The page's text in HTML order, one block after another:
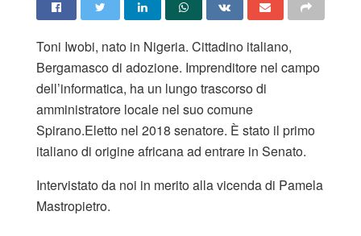
Toni Iwobi, nato in Nigeria. Cittadino italiano,
Bergamasco di adozione. Imprenditore nel campo
dell’informatica, ha un lungo trascorso di
amministratore locale nel suo comune
Spirano.Eletto nel 2018 senatore. È stato il primo
italiano di origine africana ad entrare in Senato.
Intervistato da noi in merito alla vicenda di Pamela
Mastropietro.